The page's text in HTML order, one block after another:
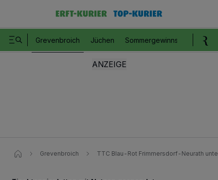
Grevenbroich Jüchen Sommergewinnspiel
Grevenbroich TTC Blau-Rot Frimmersdorf-Neurath